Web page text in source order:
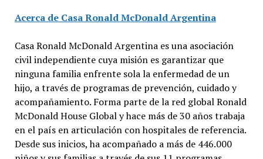
Acerca de Casa Ronald McDonald Argentina
Casa Ronald McDonald Argentina es una asociación
civil independiente cuya misión es garantizar que
ninguna familia enfrente sola la enfermedad de un
hijo, a través de programas de prevención, cuidado y
acompañamiento. Forma parte de la red global Ronald
McDonald House Global y hace más de 30 años trabaja
en el país en articulación con hospitales de referencia.
Desde sus inicios, ha acompañado a más de 446.000